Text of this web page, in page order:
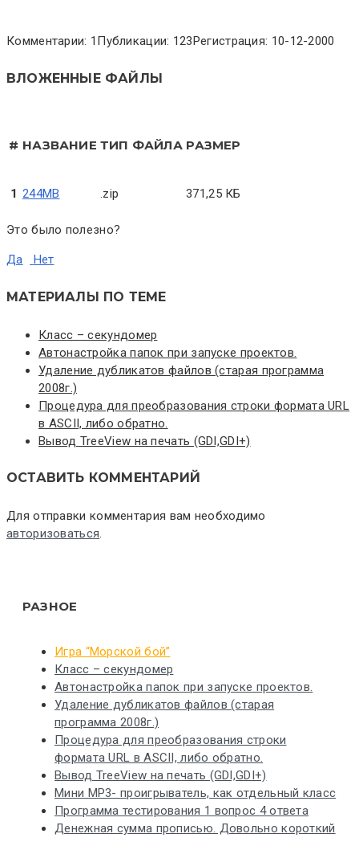
Комментарии: 1 Публикации: 123Регистрация: 10-12-2000
ВЛОЖЕННЫЕ ФАЙЛЫ
# НАЗВАНИЕ ТИП ФАЙЛА РАЗМЕР
1 244MB .zip 371,25 КБ
Это было полезно?
Да Нет
МАТЕРИАЛЫ ПО ТЕМЕ
Класс – секундомер
Автонастройка папок при запуске проектов.
Удаление дубликатов файлов (старая программа
2008г.)
Процедура для преобразования строки формата URL
в ASCII, либо обратно.
Вывод TreeView на печать (GDI,GDI+)
ОСТАВИТЬ КОММЕНТАРИЙ
Для отправки комментария вам необходимо
авторизоваться.
РАЗНОЕ
Игра “Морской бой”
Класс – секундомер
Автонастройка папок при запуске проектов.
Удаление дубликатов файлов (старая
программа 2008г.)
Процедура для преобразования строки
формата URL в ASCII, либо обратно.
Вывод TreeView на печать (GDI,GDI+)
Мини MP3- проигрыватель, как отдельный класс
Программа тестирования 1 вопрос 4 ответа
Денежная сумма прописью. Довольно короткий